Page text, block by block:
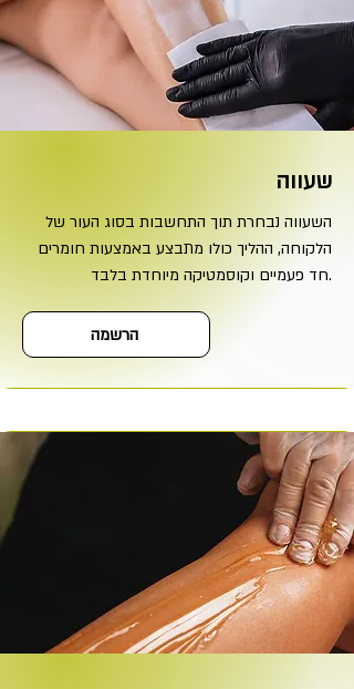
שעווה
השעווה נבחרת תוך התחשבות בסוג העור של
הלקוחה, ההליך כולו מתבצע באמצעות חומרים
חד פעמיים וקוסמטיקה מיוחדת בלבד.
הרשמה